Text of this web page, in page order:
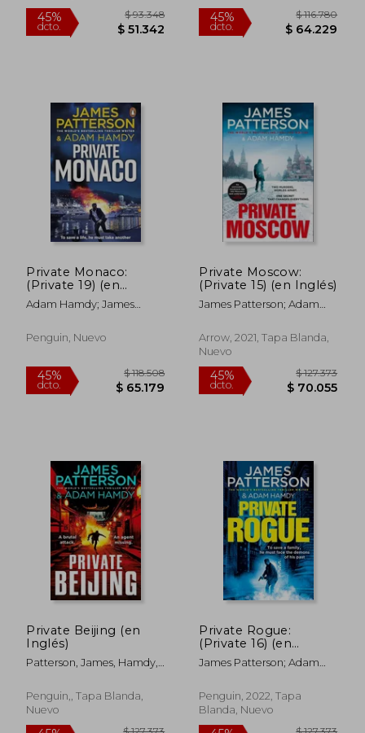
45%
dcto. $ 51.342
45%
dcto.
Private Monaco:
(Private 19) (en
Inglés)
Adam Hamdy; James
Penguin, Nuevo
45%
dcto.
$ 118.508
$ 65.179
Private Moscow:
(Private 15) (en Inglés)
James Patterson; Adam
Arrow, 2021, Tapa Blanda,
Nuevo
45%
dcto.
Private Beijing (en
Inglés)
Patterson, James, Hamdy,
Penguin,, Tapa Blanda,
Nuevo
Private Rogue:
(Private 16) (en
Inglés)
James Patterson; Adam
Penguin, 2022, Tapa
Blanda, Nuevo